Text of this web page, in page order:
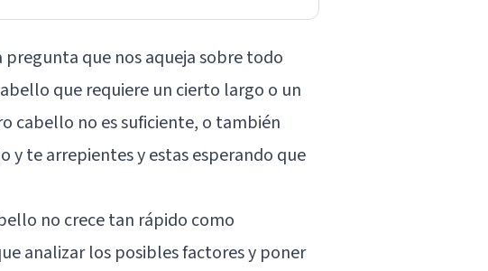
pregunta que nos aqueja sobre todo
que requiere un cierto largo o un
cabello no es suficiente, o también
y te arrepientes y estas esperando que
no crece tan rápido como
analizar los posibles factores y poner